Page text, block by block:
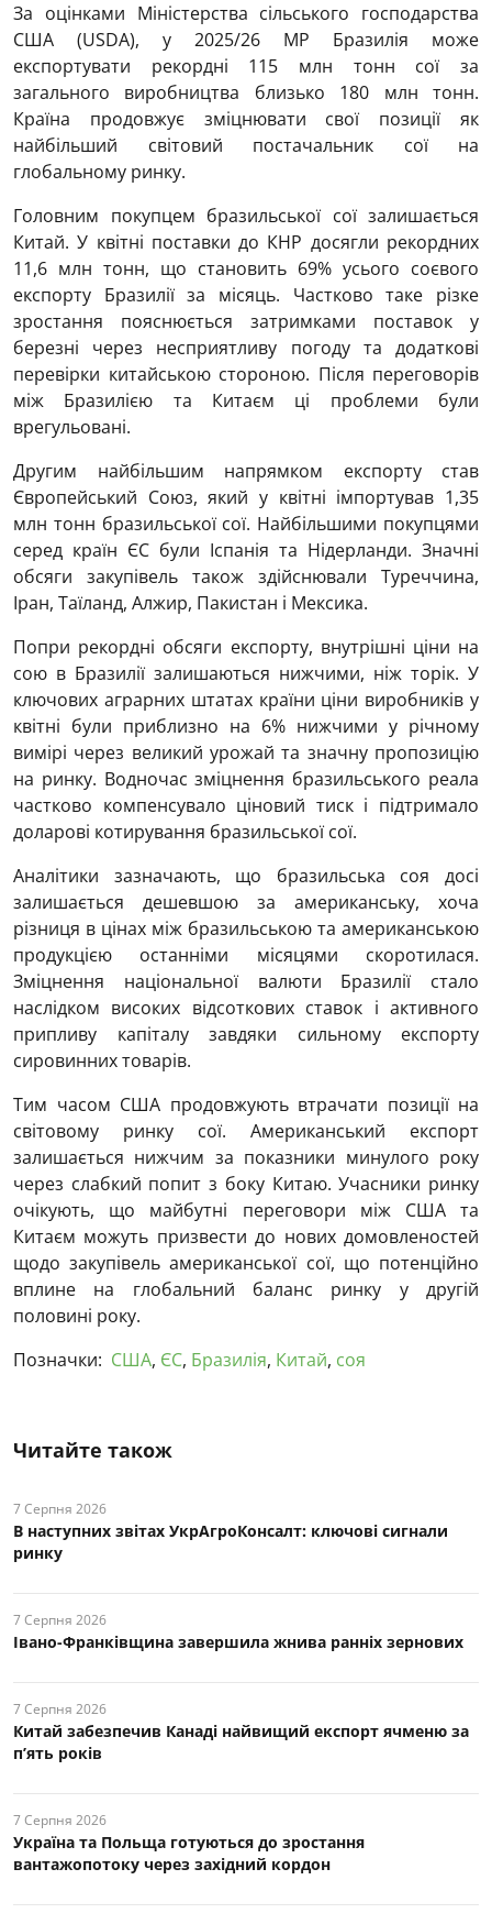
За оцінками Міністерства сільського господарства
США (USDA), у 2025/26 МР Бразилія може
експортувати рекордні 115 млн тонн сої за
загального виробництва близько 180 млн тонн.
Країна продовжує зміцнювати свої позиції як
найбільший світовий постачальник сої на
глобальному ринку.
Головним покупцем бразильської сої залишається
Китай. У квітні поставки до КНР досягли рекордних
11,6 млн тонн, що становить 69% усього соєвого
експорту Бразилії за місяць. Частково таке різке
зростання пояснюється затримками поставок у
березні через несприятливу погоду та додаткові
перевірки китайською стороною. Після переговорів
між Бразилією та Китаєм ці проблеми були
врегульовані.
Другим найбільшим напрямком експорту став
Європейський Союз, який у квітні імпортував 1,35
млн тонн бразильської сої. Найбільшими покупцями
серед країн ЄС були Іспанія та Нідерланди. Значні
обсяги закупівель також здійснювали Туреччина,
Іран, Таїланд, Алжир, Пакистан і Мексика.
Попри рекордні обсяги експорту, внутрішні ціни на
сою в Бразилії залишаються нижчими, ніж торік. У
ключових аграрних штатах країни ціни виробників у
квітні були приблизно на 6% нижчими у річному
вимірі через великий урожай та значну пропозицію
на ринку. Водночас зміцнення бразильського реала
частково компенсувало ціновий тиск і підтримало
доларові котирування бразильської сої.
Аналітики зазначають, що бразильська соя досі
залишається дешевшою за американську, хоча
різниця в цінах між бразильською та американською
продукцією останніми місяцями скоротилася.
Зміцнення національної валюти Бразилії стало
наслідком високих відсоткових ставок і активного
припливу капіталу завдяки сильному експорту
сировинних товарів.
Тим часом США продовжують втрачати позиції на
світовому ринку сої. Американський експорт
залишається нижчим за показники минулого року
через слабкий попит з боку Китаю. Учасники ринку
очікують, що майбутні переговори між США та
Китаєм можуть призвести до нових домовленостей
щодо закупівель американської сої, що потенційно
вплине на глобальний баланс ринку у другій
половині року.
Позначки: США, ЄС, Бразилія, Китай, соя
Читайте також
7 Серпня 2026
В наступних звітах УкрАгроКонсалт: ключові cигнали
ринку
7 Серпня 2026
Івано-Франківщина завершила жнива ранніх зернових
7 Серпня 2026
Китай забезпечив Канаді найвищий експорт ячменю за
п’ять років
7 Серпня 2026
Україна та Польща готуються до зростання
вантажопотоку через західний кордон